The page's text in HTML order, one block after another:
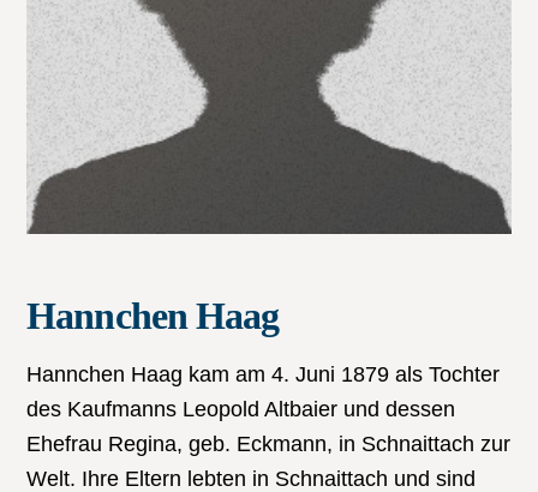
Hannchen Haag
Hannchen Haag kam am 4. Juni 1879 als Tochter
des Kaufmanns Leopold Altbaier und dessen
Ehefrau Regina, geb. Eckmann, in Schnaittach zur
Welt. Ihre Eltern lebten in Schnaittach und sind